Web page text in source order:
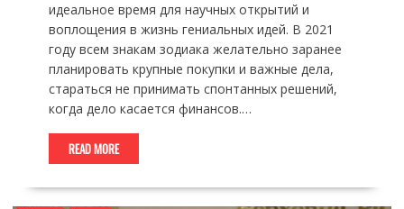
идеальное время для научных открытий и
воплощения в жизнь гениальных идей. В 2021
году всем знакам зодиака желательно заранее
планировать крупные покупки и важные дела,
стараться не принимать спонтанных решений,
когда дело касается финансов.…
READ MORE